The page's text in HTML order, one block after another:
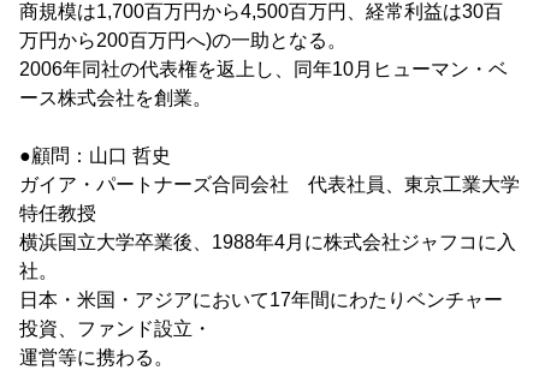
商規模は1,700百万円から4,500百万円、経常利益は30百
万円から200百万円へ)の一助となる。
2006年同社の代表権を返上し、同年10月ヒューマン・ベ
ース株式会社を創業。
●顧問：山口 哲史
ガイア・パートナーズ合同会社 代表社員、東京工業大学
特任教授
横浜国立大学卒業後、1988年4月に株式会社ジャフコに入
社。
日本・米国・アジアにおいて17年間にわたりベンチャー
投資、ファンド設立・
運営等に携わる。